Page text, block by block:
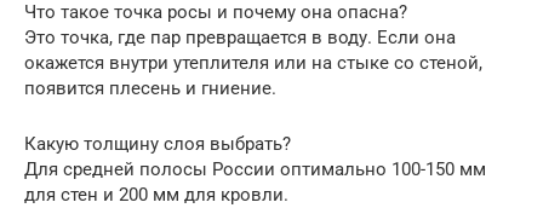
Что такое точка росы и почему она опасна?
Это точка, где пар превращается в воду. Если она
окажется внутри утеплителя или на стыке со стеной,
появится плесень и гниение.
Какую толщину слоя выбрать?
Для средней полосы России оптимально 100-150 мм
для стен и 200 мм для кровли.